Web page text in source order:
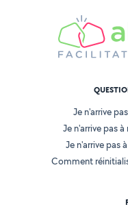
Je n'arrive
Je n'arrive pas
Je n'arrive pas
Comment